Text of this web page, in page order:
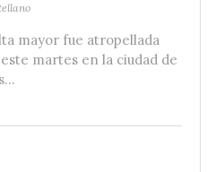
mayor fue atropellada
martes en la ciudad de